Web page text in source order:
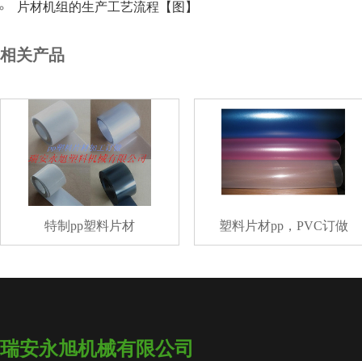
片材机组的生产工艺流程【图】
相关产品
特制pp塑料片材 塑料片材pp，PVC订做
瑞安永旭机械有限公司